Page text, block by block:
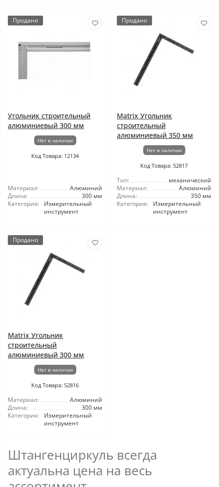
Продано
Угольник строительный
алюминиевый 300 мм
Нет в наличии
Код Товара: 12134
Материал:
Алюминий
Длина:
300 мм
Категория:
Измерительный
инструмент
Продано
Matrix Угольник
строительный
алюминиевый 350 мм
Нет в наличии
Код Товара: 52817
Тип:
механический
Материал:
Алюминий
Длина:
350 мм
Категория:
Измерительный
инструмент
Продано
Matrix Угольник
строительный
алюминиевый 300 мм
Нет в наличии
Код Товара: 52816
Материал:
Алюминий
Длина:
300 мм
Категория:
Измерительный
инструмент
Штангенциркуль всегда
актуальна цена на весь